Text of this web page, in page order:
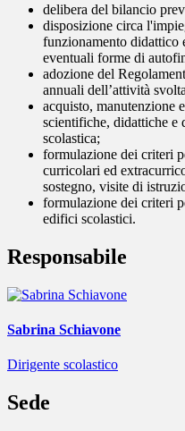
delibera del bilancio
disposizione circa
funzionamento didattico
eventuali forme di
adozione del
annuali dell’attività
acquisto, manutenzione
scientifiche, didattiche e
scolastica;
formulazione dei criteri
curricolari ed
sostegno, visite di
formulazione dei criteri
edifici scolastici.
Responsabile
Sabrina Schiavone
Dirigente scolastico
Sede